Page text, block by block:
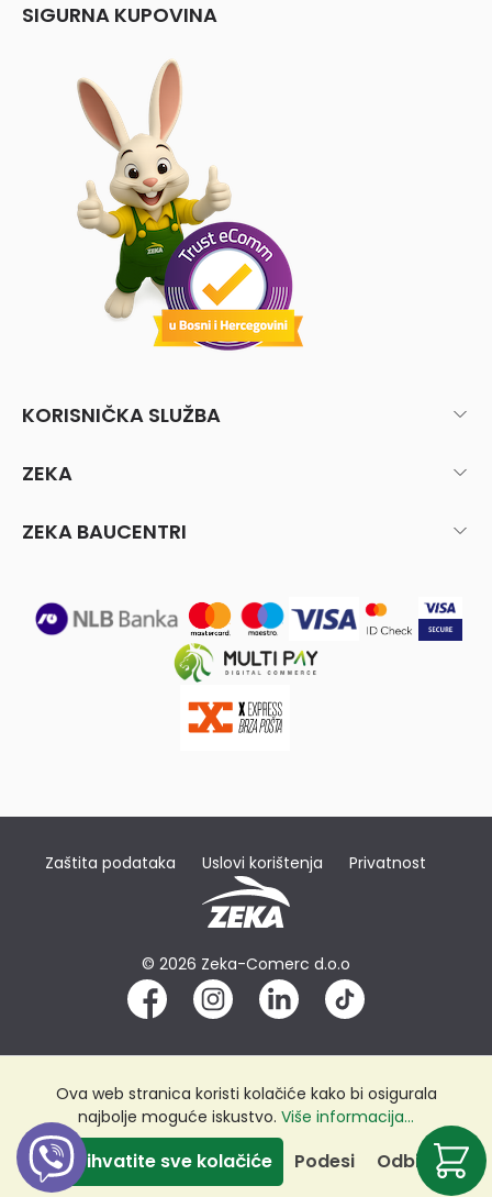
SIGURNA KUPOVINA
KORISNIČKA SLUŽBA
ZEKA
ZEKA BAUCENTRI
Zaštita podataka Uslovi korištenja Privatnost
© 2026 Zeka-Comerc d.o.o
Ova web stranica koristi kolačiće kako bi osigurala
najbolje moguće iskustvo. Više informacija...
Odbij
Podesi
Prihvatite sve kolačiće